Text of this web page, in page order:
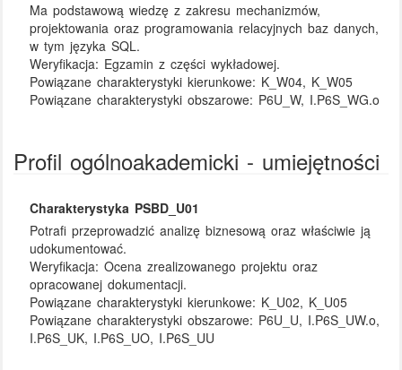
Ma podstawową wiedzę z zakresu mechanizmów,
projektowania oraz programowania relacyjnych baz danych,
w tym języka SQL.
Weryfikacja: Egzamin z części wykładowej.
Powiązane charakterystyki kierunkowe: K_W04, K_W05
Powiązane charakterystyki obszarowe: P6U_W, I.P6S_WG.o
Profil ogólnoakademicki - umiejętności
Charakterystyka PSBD_U01
Potrafi przeprowadzić analizę biznesową oraz właściwie ją
udokumentować.
Weryfikacja:Ocena zrealizowanego projektu oraz
opracowanej dokumentacji.
Powiązane charakterystyki kierunkowe: K_U02, K_U05
Powiązane charakterystyki obszarowe: P6U_U, I.P6S_UW.o,
I.P6S_UK, I.P6S_UO, I.P6S_UU